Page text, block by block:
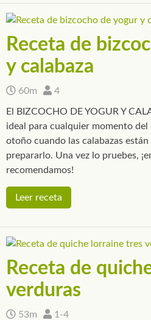
Receta de
y calabaza
60m 4
El BIZCOCHO DE YOGUR Y
ideal para cualquier momento del
otoño cuando las calabazas
prepararlo. Una vez lo pruebes,
recomendamos!
Leer receta
Receta de
verduras
53m 1-4